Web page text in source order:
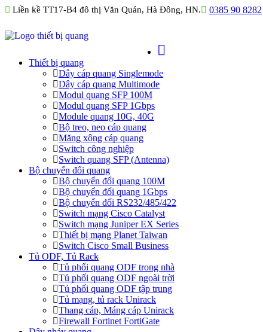
Liền kề TT17-B4 đô thị Văn Quán, Hà Đông, HN. 0385 90 8282
Thiết bị quang
Dây cáp quang Singlemode
Dây cáp quang Multimode
Modul quang SFP 100M
Modul quang SFP 1Gbps
Module quang 10G, 40G
Bộ treo, neo cáp quang
Măng xông cáp quang
Switch công nghiệp
Switch quang SFP (Antenna)
Bộ chuyển đổi quang
Bộ chuyển đổi quang 100M
Bộ chuyển đổi quang 1Gbps
Bộ chuyển đối RS232/485/422
Switch mạng Cisco Catalyst
Switch mạng Juniper EX Series
Thiết bị mạng Planet Taiwan
Switch Cisco Small Business
Tủ ODF, Tủ Rack
Tủ phối quang ODF trong nhà
Tủ phối quang ODF ngoài trời
Tủ phối quang ODF tập trung
Tủ mạng, tủ rack Unirack
Thang cáp, Máng cáp Unirack
Firewall Fortinet FortiGate